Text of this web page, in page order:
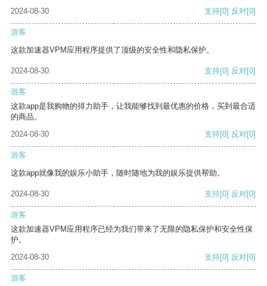
2024-08-30 支持[0] 反对[0]
游客
这款加速器VPM应用程序提供了顶级的安全性和隐私保护。
2024-08-30 支持[0] 反对[0]
游客
这款app是我购物的得力助手，让我能够找到最优惠的价格，买到最合适
的商品。
2024-08-30
支持[0] 反对[0]
游客
这款app就像我的娱乐小助手，随时随地为我的娱乐提供帮助。
2024-08-30 支持[0] 反对[0]
游客
这款加速器VPM应用程序已经为我们带来了无限的隐私保护和安全性保
护。
2024-08-30
支持[0] 反对[0]
游客